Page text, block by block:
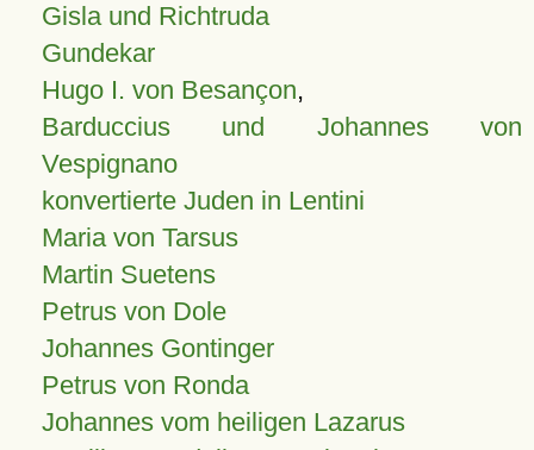
Gisla und Richtruda
Gundekar
Hugo I. von Besançon,
Barduccius und Johannes von
Vespignano
konvertierte Juden in Lentini
Maria von Tarsus
Martin Suetens
Petrus von Dole
Johannes Gontinger
Petrus von Ronda
Johannes vom heiligen Lazarus